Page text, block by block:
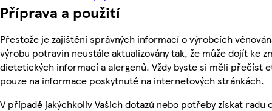
Příprava a použití
Přestože je zajištění správných informací o výrobcích
výrobu potravin neustále aktualizovány tak, že může dojít ke
dietetických informací a alergenů. Vždy byste si měli přečíst
pouze na informace poskytnuté na internetových stránkách.
V případě jakýchkoliv Vašich dotazů nebo potřeby získat radu